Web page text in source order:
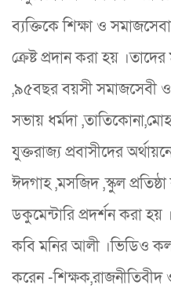
ব‍্যক্তিকে শিক্ষা ও
ক্রেষ্ট প্রদান করা হয়
,৯৫বছর বয়সী সমাজসেবী
সভায় ধর্মদা
যুক্তরাজ‍্য প্রবাসীদের
ঈদগাহ ,মসজিদ ,স্কুল
ডকুমেন্টারি প্রদর্শন করা
কবি মনির আলী ।ভিডিও
করেন -